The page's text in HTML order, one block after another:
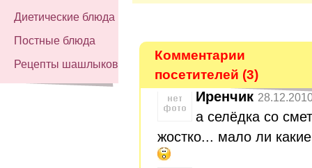
Диетические блюда
Постные блюда
Рецепты шашлыков
Комментарии
посетителей (3)
Иренчик
а селёдка со
жостко... мало ли